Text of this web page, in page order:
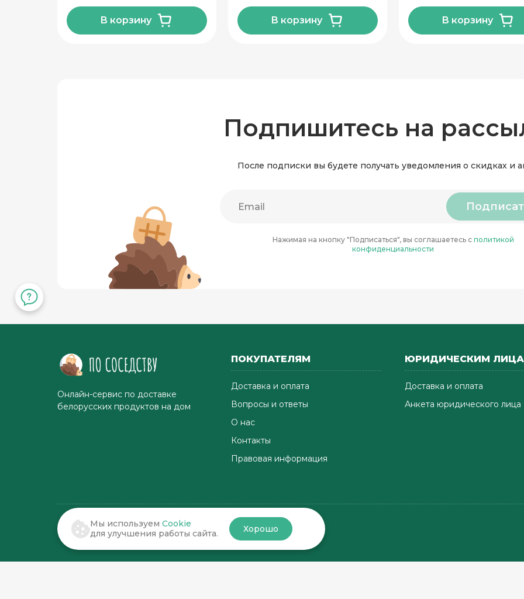
В корзину В корзину В корзину
Подпишитесь на
После подписки вы будете получать уведомления о скидках и
Нажимая на кнопку "Подписаться", вы соглашаетесь с политикой
конфиденциальности
Онлайн-сервис по доставке
белорусских продуктов на дом
ПОКУПАТЕЛЯМ
Доставка и оплата
Вопросы и ответы
О нас
Контакты
Правовая информация
ЮРИДИЧЕСКИМ
Доставка и оплата
Анкета юридического лица
© 2022-2026 . По соседству
Мы используем Cookie
для улучшения работы сайта.
Хорошо